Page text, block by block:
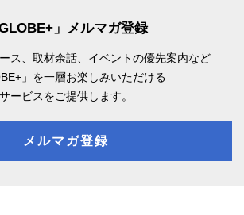
GLOBE+」メルマガ登録
ス、取材余話、 イベントの優先案内など
」を一層お楽しみいただける
サービスをご提供します。
メルマガ登録